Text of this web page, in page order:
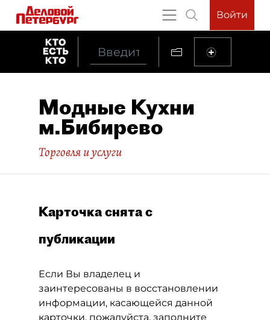
Войти
Модные Кухни
м.Бибирево
Торговля и услуги
Карточка снята с
публикации
Если Вы владелец и
заинтересованы в восстановлении
информации, касающейся данной
карточки, пожалуйста, заполните